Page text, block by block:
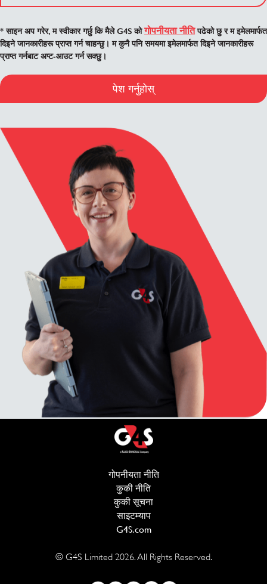
* साइन अप गरेर, म स्वीकार गर्छु कि मैले G4S कोगोपनीयता नीतिपढेको छु र म इमेलमार्फत
दिइने जानकारीहरू प्राप्त गर्न चाहन्छु। म कुनै पनि समयमा इमेलमार्फत दिइने जानकारीहरू
प्राप्त गर्नबाट अप्ट-आउट गर्न सक्छु।
पेश गर्नुहोस्
गोपनीयता नीति(opens in new window)
कुकी नीति(opens in new window)
कुकी सूचना
साइटम्याप
G4S.com(opens in new window)
© G4S Limited 2026. All Rights Reserved.